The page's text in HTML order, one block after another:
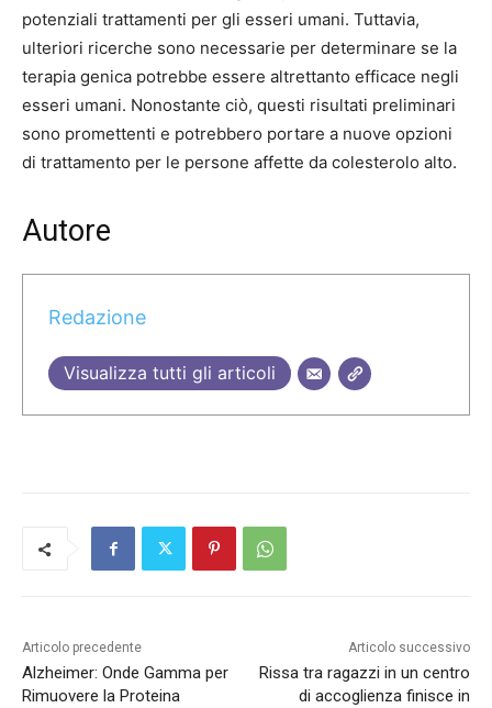
potenziali trattamenti per gli esseri umani. Tuttavia,
ulteriori ricerche sono necessarie per determinare se la
terapia genica potrebbe essere altrettanto efficace negli
esseri umani. Nonostante ciò, questi risultati preliminari
sono promettenti e potrebbero portare a nuove opzioni
di trattamento per le persone affette da colesterolo alto.
Autore
Redazione
Visualizza tutti gli articoli
Articolo precedente
Alzheimer: Onde Gamma per
Rimuovere la Proteina
Articolo successivo
Rissa tra ragazzi in un centro
di accoglienza finisce in